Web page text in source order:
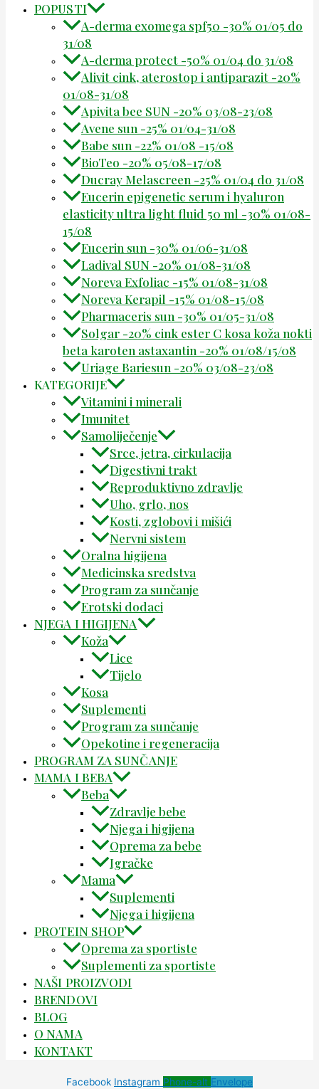
POPUSTI
A-derma exomega spf50 -30% 01/05 do
31/08
A-derma protect -50% 01/04 do 31/08
Alivit cink, aterostop i antiparazit -20%
01/08-31/08
Apivita bee SUN -20% 03/08-23/08
Avene sun -25% 01/04-31/08
Babe sun -22% 01/08 -15/08
BioTeo -20% 05/08-17/08
Ducray Melascreen -25% 01/04 do 31/08
Eucerin epigenetic serum i hyaluron
elasticity ultra light fluid 50 ml -30% 01/08-
15/08
Eucerin sun -30% 01/06-31/08
Ladival SUN -20% 01/08-31/08
Noreva Exfoliac -15% 01/08-31/08
Noreva Kerapil -15% 01/08-15/08
Pharmaceris sun -30% 01/05-31/08
Solgar -20% cink ester C kosa koža nokti
beta karoten astaxantin -20% 01/08/15/08
Uriage Bariesun -20% 03/08-23/08
KATEGORIJE
Vitamini i minerali
Imunitet
Samoliječenje
Srce, jetra, cirkulacija
Digestivni trakt
Reproduktivno zdravlje
Uho, grlo, nos
Kosti, zglobovi i mišići
Nervni sistem
Oralna higijena
Medicinska sredstva
Program za sunčanje
Erotski dodaci
NJEGA I HIGIJENA
Koža
Lice
Tijelo
Kosa
Suplementi
Program za sunčanje
Opekotine i regeneracija
PROGRAM ZA SUNČANJE
MAMA I BEBA
Beba
Zdravlje bebe
Njega i higijena
Oprema za bebe
Igračke
Mama
Suplementi
Njega i higijena
PROTEIN SHOP
Oprema za sportiste
Suplementi za sportiste
NAŠI PROIZVODI
BRENDOVI
BLOG
O NAMA
KONTAKT
Facebook Instagram Phone-alt Envelope